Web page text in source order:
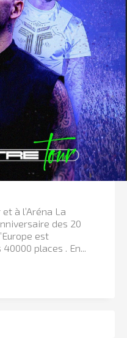
à l’Aréna La
des 20
est
places . En...